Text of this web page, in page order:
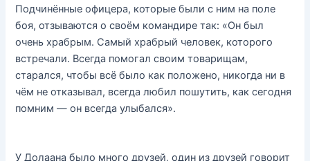
Подчинённые офицера, которые были с ним на поле
боя, отзываются о своём командире так: «Он был
очень храбрым. Самый храбрый человек, которого
встречали. Всегда помогал своим товарищам,
старался, чтобы всё было как положено, никогда ни в
чём не отказывал, всегда любил пошутить, как сегодня
помним — он всегда улыбался».
У Долаана было много друзей, один из друзей говорит